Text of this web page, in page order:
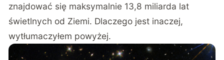
znajdować się maksymalnie 13,8 miliarda lat
świetlnych od Ziemi. Dlaczego jest inaczej,
wytłumaczyłem powyżej.